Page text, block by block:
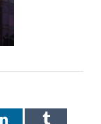
LinkedInTumblr